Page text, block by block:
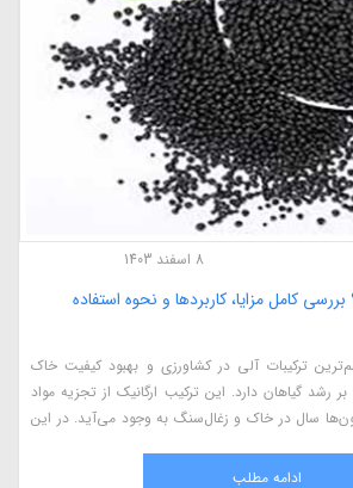
8 اسفند 1403
کامل مزایا، کاربردها و نحوه استفاده
ترکیبات آلی در کشاورزی و بهبود کیفیت خاک
رشد گیاهان دارد. این ترکیب ارگانیک از تجزیه مواد
سال در خاک و زغال‌سنگ به وجود می‌آید. در این
می‌پردازیم.ادامه مطلب